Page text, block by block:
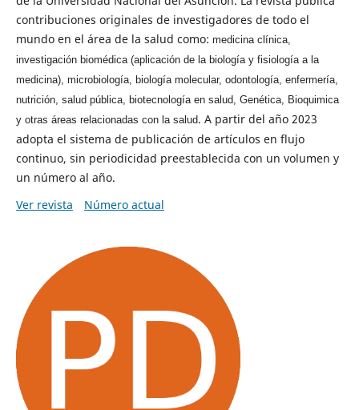
contribuciones originales de investigadores de todo el
mundo en el área de la salud como: medicina clínica,
investigación biomédica (aplicación de la biología y fisiología a la
medicina), microbiología, biología molecular, odontología, enfermería,
nutrición, salud pública, biotecnología en salud, Genética, Bioquimica
y otras áreas relacionadas con la salud. A partir del año 2023
adopta el sistema de publicación de artículos en flujo
continuo, sin periodicidad preestablecida con un volumen y
un número al año.
Ver revista
Número actual